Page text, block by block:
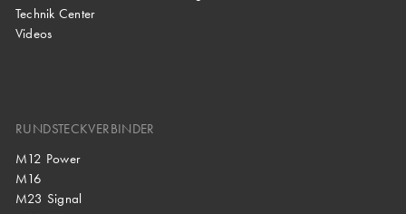
Technik Center
Videos
RUNDSTECKVERBINDER
M12 Power
M16
M23 Signal